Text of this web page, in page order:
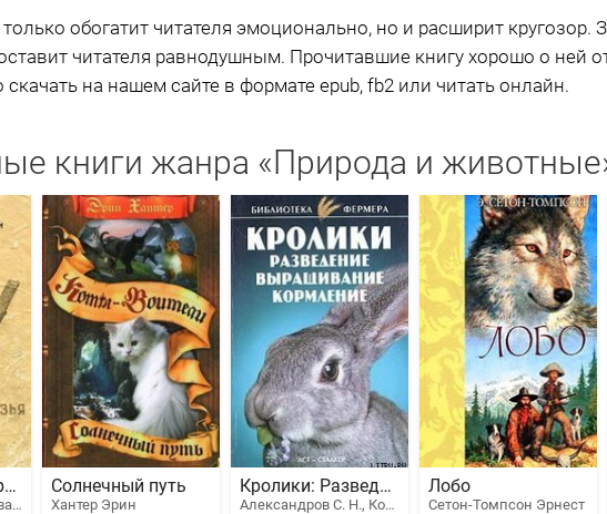
обогатит читателя эмоционально, но и расширит кругозор.
читателя равнодушным. Прочитавшие книгу хорошо о ней
на нашем сайте в формате epub, fb2 или читать онлайн.
книги жанра «Природа и
Никитка и его друзья
Чарушин Евгений Иванович
Солнечный путь
Хантер Эрин
Кролики: Разведение, выращивание, кормление
Александров С. Н., Косова Т. И.
Лобо
Сетон-Томпсон Эрнест